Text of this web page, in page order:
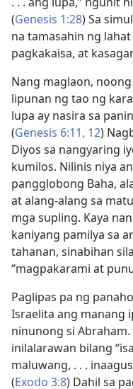
(Genesis 1:28) Sa
na tamasahin ng
pagkakaisa, at
Nang maglaon,
lipunan ng tao ng
lupa ay nasira sa
(Genesis 6:11, 12)
Diyos sa nangyaring
kumilos. Nilinis niya
pangglobong Baha,
at alang-alang sa
mga supling. Kaya
kaniyang pamilya sa
tahanan, sinabihan
“magpakarami at
Paglipas pa ng
Israelita ang manang
ninunong si
inilalarawan bilang
maluwang, . . .
(Exodo 3:8) Dahil sa